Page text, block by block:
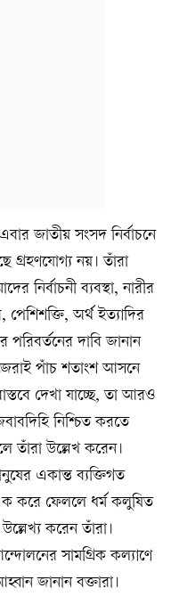
জাতীয় সংসদ নির্বাচনে
গ্রহণযোগ্য নয়। তাঁরা
নির্বাচনী ব্যবস্থা, নারীর
পেশিশক্তি, অর্থ ইত্যাদির
পরিবর্তনের দাবি জানান
পাঁচ শতাংশ আসনে
দেখা যাচ্ছে, তা আরও
নিশ্চিত করতে
তাঁরা উল্লেখ করেন।
একান্ত ব্যক্তিগত
এক করে ফেললে ধর্ম কলুষিত
করেন তাঁরা।
সামগ্রিক কল্যাণে
জানান বক্তারা।